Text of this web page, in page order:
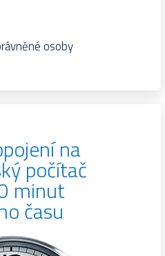
osoby
na
počítač
minut
času